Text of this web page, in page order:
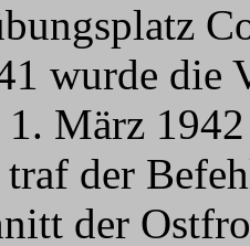
wurde die
März
traf der
der